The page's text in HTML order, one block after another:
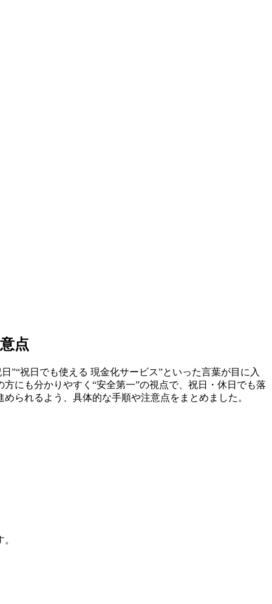
点
”“祝日でも使える 現金化サービス”といった言葉が目に入
にも分かりやすく“安全第一”の視点で、祝日・休日でも落
られるよう、具体的な手順や注意点をまとめました。